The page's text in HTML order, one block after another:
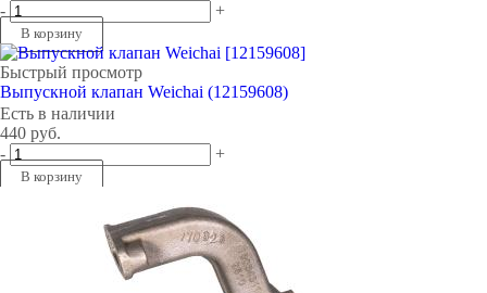
-
+
В корзину
Быстрый просмотр
Выпускной клапан Weichai (12159608)
Есть в наличии
440 руб.
-
+
В корзину